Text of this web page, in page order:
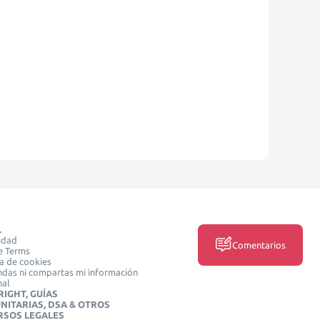
Terms
de cookies
ni compartas mi información
GUÍAS
DSA & OTROS
LEGALES
Comentarios